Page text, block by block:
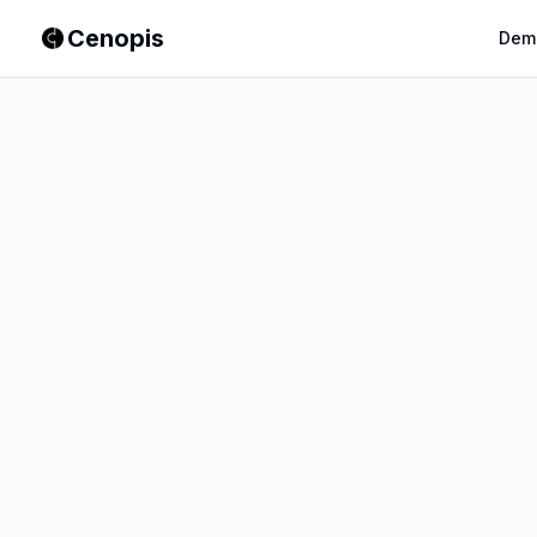
Cenopis